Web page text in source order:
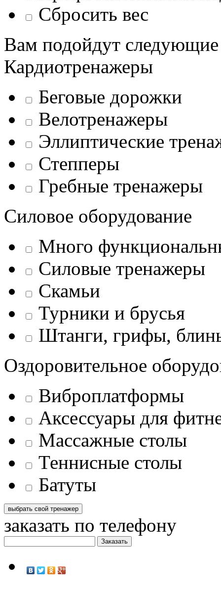
Сбросить вес
Вам подойдут
Кардиотренажеры
Беговые дорожки
Велотренажеры
Эллиптические
Степперы
Гребные тренажеры
Силовое оборудование
Много
Силовые тренажеры
Скамьи
Турники и брусья
Штанги, грифы,
Оздоровительное
Виброплатформы
Аксессуары для
Массажные столы
Теннисные столы
Батуты
заказать по телефону